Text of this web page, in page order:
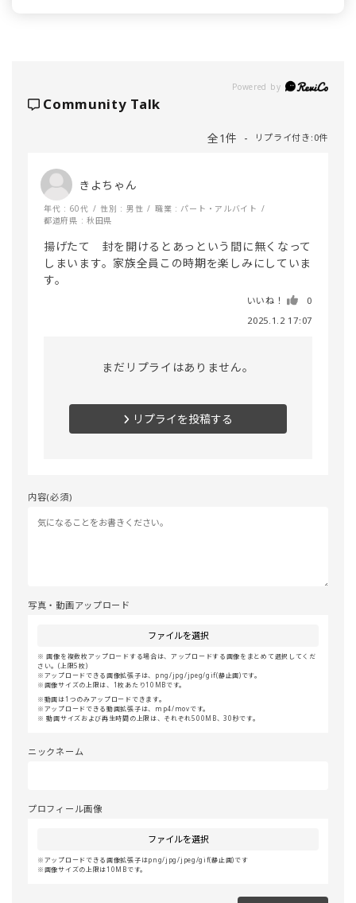
Powered by
Community Talk
全1件 リプライ付き:0件
きよちゃん
年代 : 60代 性別 : 男性
職業 : パート・アルバイト
都道府県 : 秋田県
揚げたて　封を開けるとあっという間に無くなって
しまいます。家族全員この時期を楽しみにしていま
す。
いいね！
0
2025.1.2 17:07
まだリプライはありません。
リプライを投稿する
内容(必須)
写真・動画アップロード
ファイルを選択
画像を複数枚アップロードする場合は、アップロードする画像をまとめて選択してくだ
さい。(上限5枚)
アップロードできる画像拡張子は、png/jpg/jpeg/gif(静止画)です。
画像サイズの上限は、1枚あたり10MBです。
動画は1つのみアップロードできます。
アップロードできる動画拡張子は、mp4/movです。
動画サイズおよび再生時間の上限は、それぞれ500MB、30秒です。
ニックネーム
プロフィール画像
ファイルを選択
アップロードできる画像拡張子はpng/jpg/jpeg/gif(静止画)です
画像サイズの上限は10MBです。